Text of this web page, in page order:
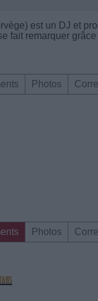
est un DJ et
fait remarquer
Photos
Photos